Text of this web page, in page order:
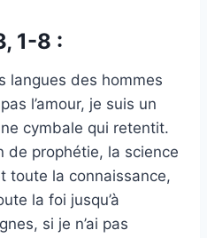
1-8 :
langues des hommes
l’amour, je suis un
cymbale qui retentit.
de prophétie, la science
toute la connaissance,
la foi jusqu’à
si je n’ai pas